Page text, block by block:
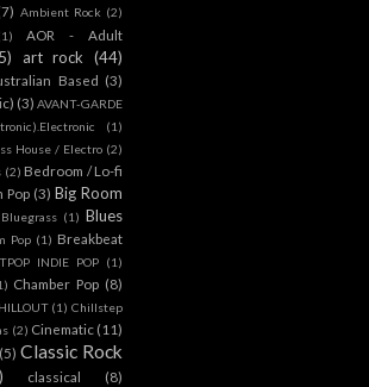
Ambient Rock (2)
AOR - Adult
art rock (44)
Based (3)
(3) AVANT-GARDE
(1)
House / Electro (2)
(2) Bedroom / Lo-fi
Pop (3) Big Room
Bluegrass (1) Blues
Pop (1) Breakbeat
INDIE POP (1)
Chamber Pop (8)
(1) Chillstep
(2) Cinematic (11)
(5) Classic Rock
classical (8)